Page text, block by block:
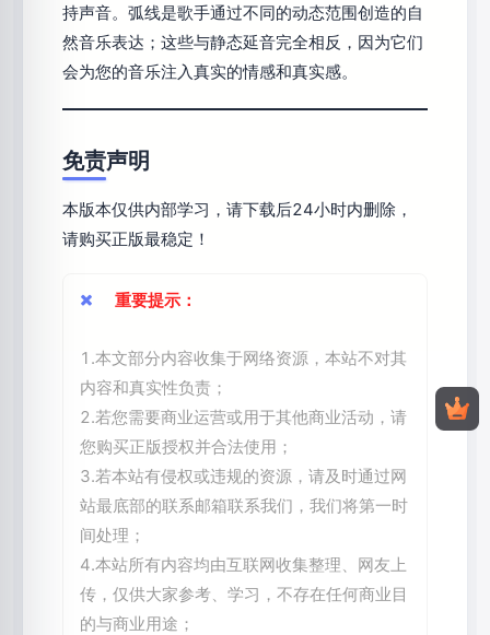
持声音。弧线是歌手通过不同的动态范围创造的自
然音乐表达；这些与静态延音完全相反，因为它们
会为您的音乐注入真实的情感和真实感。
免责声明
本版本仅供内部学习，请下载后24小时内删除，
请购买正版最稳定！
重要提示：
1.本文部分内容收集于网络资源，本站不对其
内容和真实性负责；
2.若您需要商业运营或用于其他商业活动，请
您购买正版授权并合法使用；
3.若本站有侵权或违规的资源，请及时通过网
站最底部的联系邮箱联系我们，我们将第一时
间处理；
4.本站所有内容均由互联网收集整理、网友上
传，仅供大家参考、学习，不存在任何商业目
的与商业用途；